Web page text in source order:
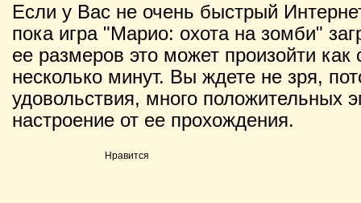
Если у Вас не очень быстрый
пока игра "Марио: охота на зомби"
ее размеров это может произойти как
несколько минут. Вы ждете не зря,
удовольствия, много положительных
настроение от ее прохождения.
Нравится